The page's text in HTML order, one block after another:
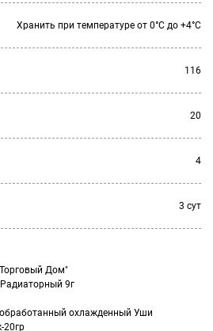
Хранить при температуре от 0°С до +4°С
116
20
4
3 сут
Дом"
9г
охлажденный Уши
20гр